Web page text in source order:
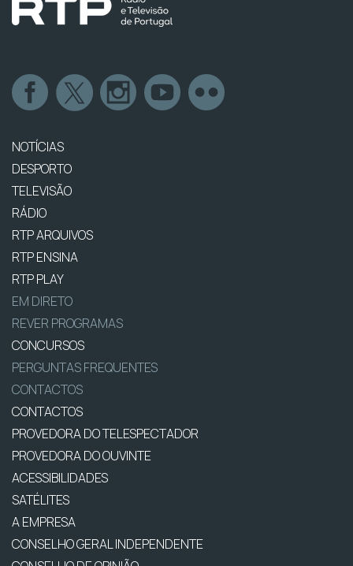
NOTÍCIAS
DESPORTO
TELEVISÃO
RÁDIO
RTP ARQUIVOS
RTP ENSINA
RTP PLAY
EM DIRETO
REVER PROGRAMAS
CONCURSOS
PERGUNTAS FREQUENTES
CONTACTOS
CONTACTOS
PROVEDORA DO TELESPECTADOR
PROVEDORA DO OUVINTE
ACESSIBILIDADES
SATÉLITES
A EMPRESA
CONSELHO GERAL INDEPENDENTE